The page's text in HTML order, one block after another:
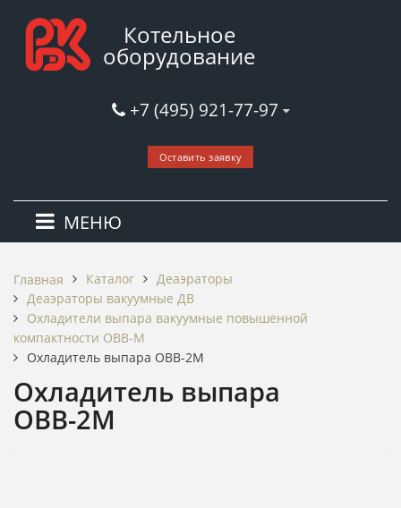
Котельное
оборудование
+7 (495) 921-77-97
Оставить заявку
МЕНЮ
Главная Каталог
Деаэраторы
Деаэраторы вакуумные ДВ
Охладители выпара вакуумные повышенной
компактности ОВВ-М
Охладитель выпара ОВВ-2М
Охладитель выпара
ОВВ-2М